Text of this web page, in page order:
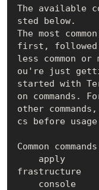
The available
sted below.
The most
first, followed
less common or
ou're just
started with
on commands.
other
cs before
Common
frastructure